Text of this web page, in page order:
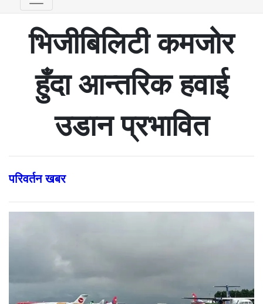
भिजीबिलिटी कमजोर
हुँदा आन्तरिक हवाई
उडान प्रभावित
परिवर्तन खबर